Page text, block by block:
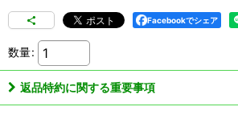
Facebookでシェア
数量:
返品特約に関する重要事項